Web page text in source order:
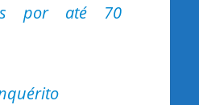
por até 70